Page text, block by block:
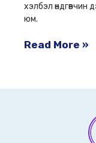
хэлбэл өндгөвчин
юм.
Read More »